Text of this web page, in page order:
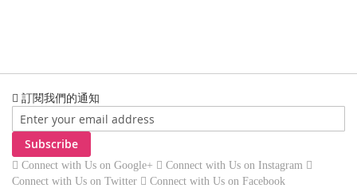
訂閱我們的通知
Subscribe
Connect with Us on Google+
Connect with Us on Instagram
Connect with Us on Twitter
Connect with Us on Facebook